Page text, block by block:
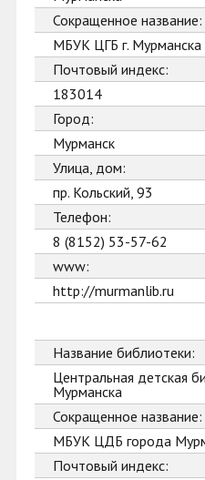
Сокращенное название:
МБУК ЦГБ г. Мурманска
Почтовый индекс:
183014
Город:
Мурманск
Улица, дом:
пр. Кольский, 93
Телефон:
8 (8152) 53-57-62
www:
http://murmanlib.ru
Название библиотеки:
Центральная детская
Мурманска
Сокращенное название:
МБУК ЦДБ города
Почтовый индекс: